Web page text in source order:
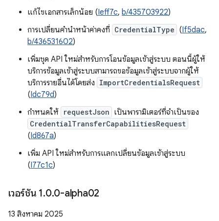
แก้ไขเอกสารเล็กน้อย (Ieff7c, b/435703922)
การเปลี่ยนคำนำหน้าค่าคงที่ CredentialType (If5dac,
b/436531602)
เพิ่มชุด API ใหม่สำหรับการโอนข้อมูลเข้าสู่ระบบ ตอนนี้ผู้ให้
บริการข้อมูลเข้าสู่ระบบสามารถขอข้อมูลเข้าสู่ระบบจากผู้ให้
บริการรายอื่นได้โดยส่ง ImportCredentialsRequest
(Idc79d)
กำหนดให้
requestJson เป็นพารามิเตอร์ที่จำเป็นของ
CredentialTransferCapabilitiesRequest
(Id867a)
เพิ่ม API ใหม่สำหรับการแลกเปลี่ยนข้อมูลเข้าสู่ระบบ
(I77c1c)
เวอร์ชัน 1.0.0-alpha02
13 สิงหาคม 2025